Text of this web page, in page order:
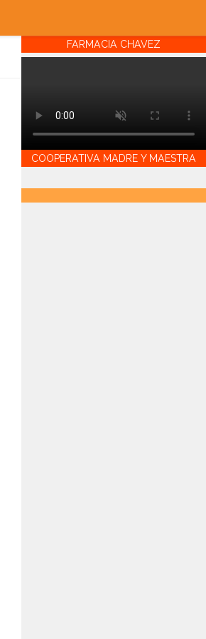
FARMACIA CHAVEZ
COOPERATIVA MADRE Y MAESTRA